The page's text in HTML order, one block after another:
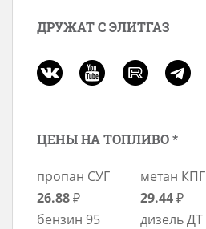
ДРУЖАТ С ЭЛИТГАЗ
ЦЕНЫ НА ТОПЛИВО *
пропан СУГ
26.88₽
метан КПГ
29.44₽
бензин 95
дизель ДТ